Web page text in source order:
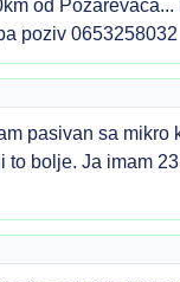
od Pozarevaca...
poziv 0653258032
pasivan sa mikro
bolje. Ja imam